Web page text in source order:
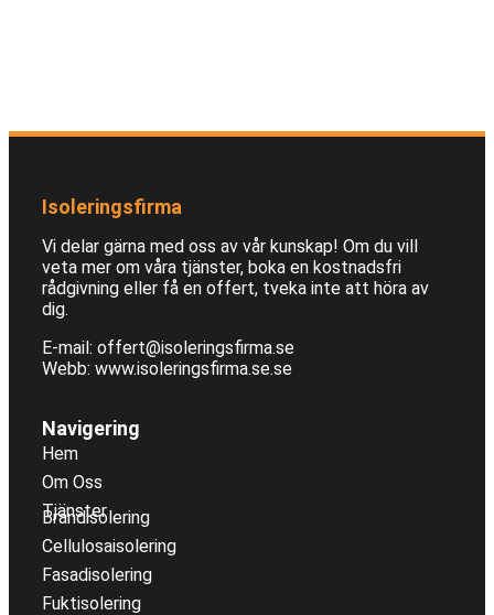
Isoleringsfirma
Vi delar gärna med oss av vår kunskap! Om du vill
veta mer om våra tjänster, boka en kostnadsfri
rådgivning eller få en offert, tveka inte att höra av
dig.
E-mail: offert@isoleringsfirma.se
Webb: www.isoleringsfirma.se.se
Navigering
Hem
Om Oss
Tjänster
Brandisolering
Cellulosaisolering
Fasadisolering
Fuktisolering